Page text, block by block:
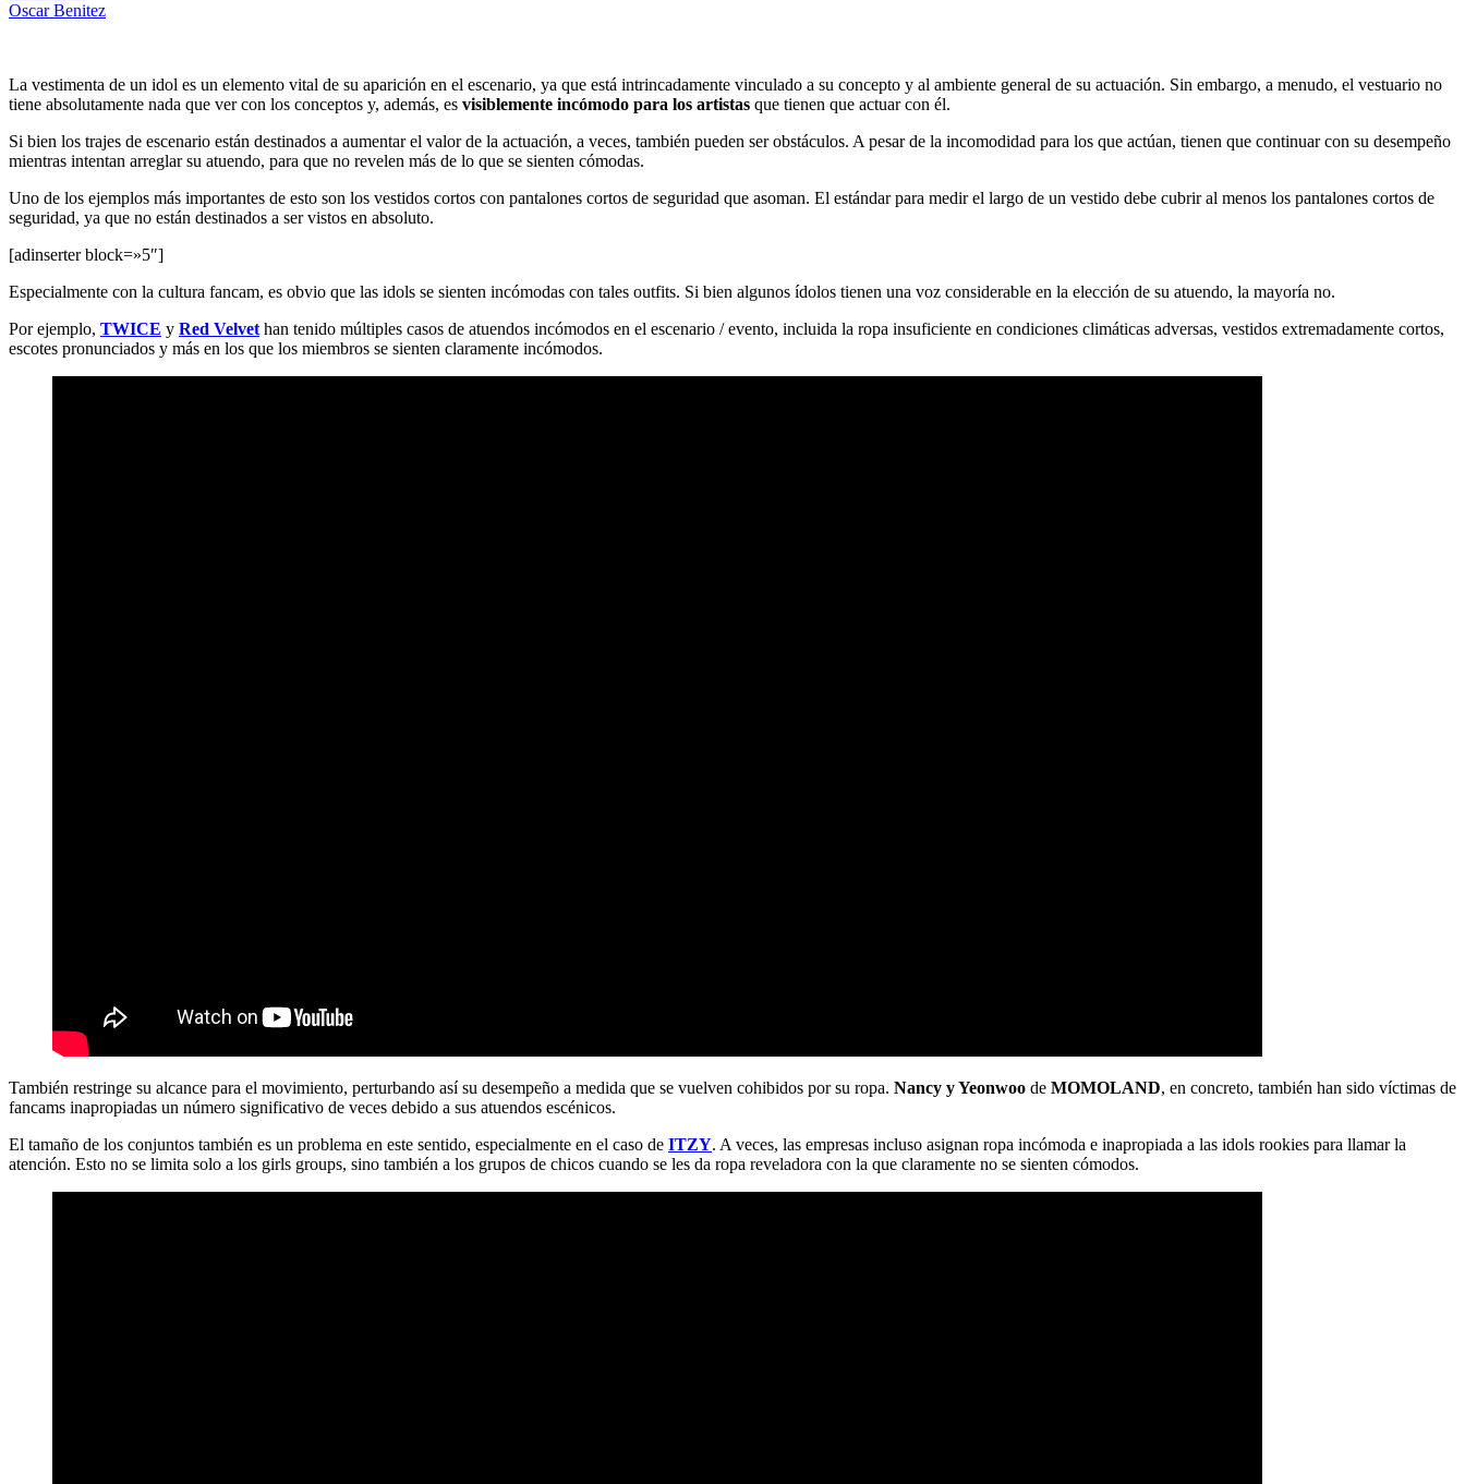
Oscar Benitez
La vestimenta de un idol es un elemento vital de su aparición en el escenario, ya que está intrincadamente vinculado a su concepto y al ambiente general de su actuación. Sin embargo, a menudo, el vestuario no
tiene absolutamente nada que ver con los conceptos y, además, es visiblemente incómodo para los artistas que tienen que actuar con él.
Si bien los trajes de escenario están destinados a aumentar el valor de la actuación, a veces, también pueden ser obstáculos. A pesar de la incomodidad para los que actúan, tienen que continuar con su desempeño
mientras intentan arreglar su atuendo, para que no revelen más de lo que se sienten cómodas.
Uno de los ejemplos más importantes de esto son los vestidos cortos con pantalones cortos de seguridad que asoman. El estándar para medir el largo de un vestido debe cubrir al menos los pantalones cortos de
seguridad, ya que no están destinados a ser vistos en absoluto.
[adinserter block=»5″]
Especialmente con la cultura fancam, es obvio que las idols se sienten incómodas con tales outfits. Si bien algunos ídolos tienen una voz considerable en la elección de su atuendo, la mayoría no.
Por ejemplo, TWICE y Red Velvet han tenido múltiples casos de atuendos incómodos en el escenario / evento, incluida la ropa insuficiente en condiciones climáticas adversas, vestidos extremadamente cortos,
escotes pronunciados y más en los que los miembros se sienten claramente incómodos.
También restringe su alcance para el movimiento, perturbando así su desempeño a medida que se vuelven cohibidos por su ropa. Nancy y Yeonwoo de MOMOLAND, en concreto, también han sido víctimas de
fancams inapropiadas un número significativo de veces debido a sus atuendos escénicos.
El tamaño de los conjuntos también es un problema en este sentido, especialmente en el caso de ITZY. A veces, las empresas incluso asignan ropa incómoda e inapropiada a las idols rookies para llamar la
atención. Esto no se limita solo a los girls groups, sino también a los grupos de chicos cuando se les da ropa reveladora con la que claramente no se sienten cómodos.